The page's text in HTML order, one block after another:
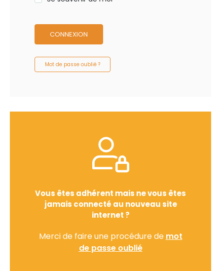
CONNEXION
Mot de passe oublié ?
Vous êtes adhérent mais ne vous êtes
jamais connecté au nouveau site
internet ?
Merci de faire une procédure de mot
de passe oublié